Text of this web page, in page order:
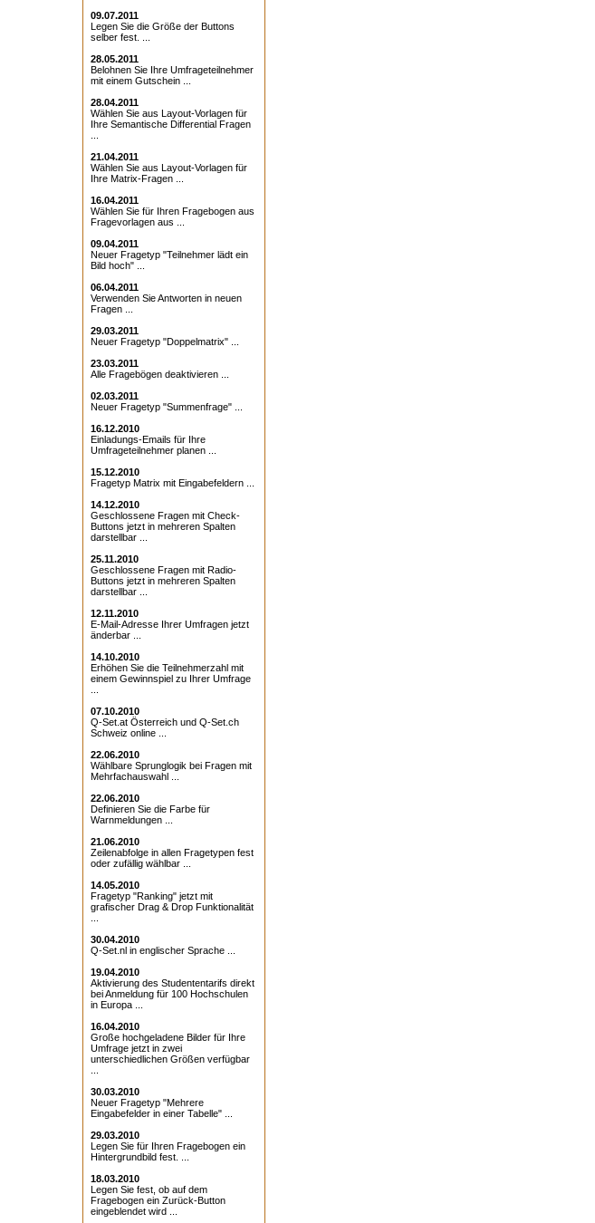
09.07.2011
Legen Sie die Größe der Buttons
selber fest. ...
28.05.2011
Belohnen Sie Ihre Umfrageteilnehmer
mit einem Gutschein ...
28.04.2011
Wählen Sie aus Layout-Vorlagen für
Ihre Semantische Differential Fragen
21.04.2011
Wählen Sie aus Layout-Vorlagen für
Ihre Matrix-Fragen ...
16.04.2011
Wählen Sie für Ihren Fragebogen aus
Fragevorlagen aus ...
09.04.2011
Neuer Fragetyp "Teilnehmer lädt ein
Bild hoch" ...
06.04.2011
Verwenden Sie Antworten in neuen
Fragen ...
29.03.2011
Neuer Fragetyp "Doppelmatrix" ...
23.03.2011
Alle Fragebögen deaktivieren ...
02.03.2011
Neuer Fragetyp "Summenfrage" ...
16.12.2010
Einladungs-Emails für Ihre
Umfrageteilnehmer planen ...
15.12.2010
Fragetyp Matrix mit Eingabefeldern ...
14.12.2010
Geschlossene Fragen mit Check-
Buttons jetzt in mehreren Spalten
darstellbar ...
25.11.2010
Geschlossene Fragen mit Radio-
Buttons jetzt in mehreren Spalten
darstellbar ...
12.11.2010
E-Mail-Adresse Ihrer Umfragen jetzt
änderbar ...
14.10.2010
Erhöhen Sie die Teilnehmerzahl mit
einem Gewinnspiel zu Ihrer Umfrage
07.10.2010
Q-Set.at Österreich und Q-Set.ch
Schweiz online ...
22.06.2010
Wählbare Sprunglogik bei Fragen mit
Mehrfachauswahl ...
22.06.2010
Definieren Sie die Farbe für
Warnmeldungen ...
21.06.2010
Zeilenabfolge in allen Fragetypen fest
oder zufällig wählbar ...
14.05.2010
Fragetyp "Ranking" jetzt mit
grafischer Drag & Drop Funktionalität
30.04.2010
Q-Set.nl in englischer Sprache ...
19.04.2010
Aktivierung des Studententarifs direkt
bei Anmeldung für 100 Hochschulen
in Europa ...
16.04.2010
Große hochgeladene Bilder für Ihre
Umfrage jetzt in zwei
unterschiedlichen Größen verfügbar
30.03.2010
Neuer Fragetyp "Mehrere
Eingabefelder in einer Tabelle" ...
29.03.2010
Legen Sie für Ihren Fragebogen ein
Hintergrundbild fest. ...
18.03.2010
Legen Sie fest, ob auf dem
Fragebogen ein Zurück-Button
eingeblendet wird ...